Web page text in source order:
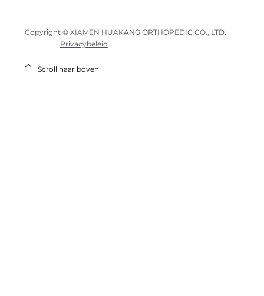
Copyright © XIAMEN HUAKANG ORTHOPEDIC CO., LTD.
Privacybeleid
Scroll naar boven